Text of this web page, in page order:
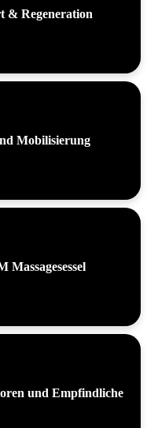
& Regeneration
Mobilisierung
Massagesessel
und Empfindliche